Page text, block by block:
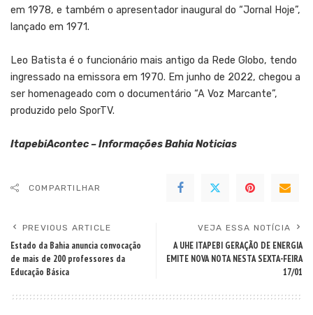
em 1978, e também o apresentador inaugural do “Jornal Hoje”,
lançado em 1971.
Leo Batista é o funcionário mais antigo da Rede Globo, tendo
ingressado na emissora em 1970. Em junho de 2022, chegou a
ser homenageado com o documentário “A Voz Marcante”,
produzido pelo SporTV.
ItapebiAcontec – Informações Bahia Noticias
COMPARTILHAR
PREVIOUS ARTICLE
Estado da Bahia anuncia convocação
de mais de 200 professores da
Educação Básica
VEJA ESSA NOTÍCIA
A UHE ITAPEBI GERAÇÃO DE ENERGIA
EMITE NOVA NOTA NESTA SEXTA-FEIRA
17/01